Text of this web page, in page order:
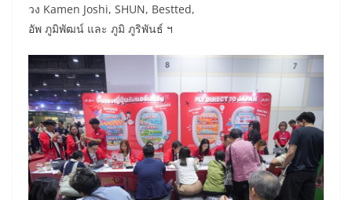
วง Kamen Joshi, SHUN, Bestted,
อัพ ภูมิพัฒน์ และ ภูมิ ภูริพันธ์ ฯ